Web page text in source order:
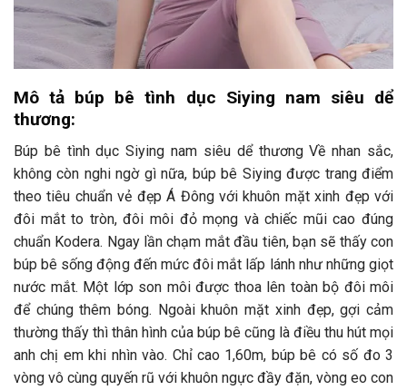
Mô tả búp bê tình dục Siying nam siêu dể
thương:
Búp bê tình dục Siying nam siêu dể thương Về nhan sắc,
không còn nghi ngờ gì nữa, búp bê Siying được trang điểm
theo tiêu chuẩn vẻ đẹp Á Đông với khuôn mặt xinh đẹp với
đôi mắt to tròn, đôi môi đỏ mọng và chiếc mũi cao đúng
chuẩn Kodera. Ngay lần chạm mắt đầu tiên, bạn sẽ thấy con
búp bê sống động đến mức đôi mắt lấp lánh như những giọt
nước mắt. Một lớp son môi được thoa lên toàn bộ đôi môi
để chúng thêm bóng. Ngoài khuôn mặt xinh đẹp, gợi cảm
thường thấy thì thân hình của búp bê cũng là điều thu hút mọi
anh chị em khi nhìn vào. Chỉ cao 1,60m, búp bê có số đo 3
vòng vô cùng quyến rũ với khuôn ngực đầy đặn, vòng eo con